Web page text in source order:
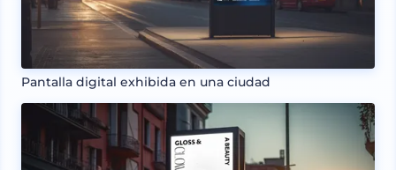
Pantalla digital exhibida en una ciudad